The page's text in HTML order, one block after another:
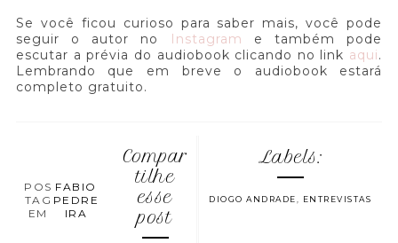
Se você ficou curioso para saber mais, você pode
seguir o autor no
Instagram e também pode
escutar a prévia do audiobook clicando no link aqui.
Lembrando que em breve o audiobook estará
completo gratuito.
POS
TAG
EM
FABIO
PEDRE
IRA
Compar
tilhe
esse
post
Labels:
DIOGO ANDRADE ENTREVISTAS